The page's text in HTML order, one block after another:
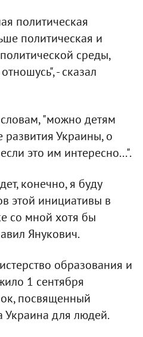
политическая
политическая и
среды,
- сказал
"можно детям
развития Украины, о
это им интересно...".
конечно, я буду
этой инициативы в
со мной хотя бы
Янукович.
образования и
1 сентября
посвященный
Украина для людей.